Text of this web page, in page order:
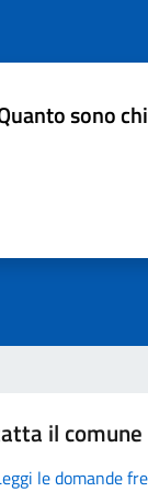
sono
il comune
le domande